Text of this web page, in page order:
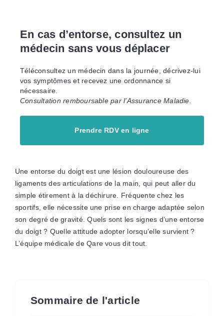
En cas d’entorse, consultez un
médecin sans vous déplacer
Téléconsultez un médecin dans la journée, décrivez-lui
vos symptômes et recevez une ordonnance si
nécessaire.
Consultation remboursable par l’Assurance Maladie.
Prendre RDV en ligne
Une entorse du doigt est une lésion douloureuse des
ligaments des articulations de la main, qui peut aller du
simple étirement à la déchirure. Fréquente chez les
sportifs, elle nécessite une prise en charge adaptée selon
son degré de gravité. Quels sont les signes d’une entorse
du doigt ? Quelle attitude adopter lorsqu’elle survient ?
L’équipe médicale de Qare vous dit tout.
Sommaire de l'article